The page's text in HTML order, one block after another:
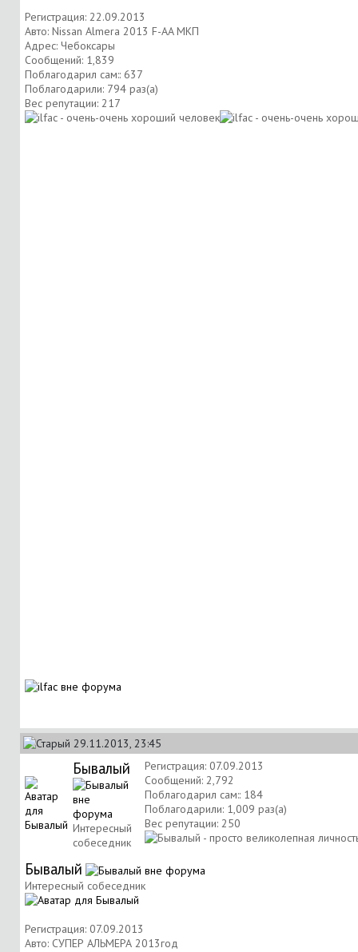
Регистрация: 22.09.2013
Авто: Nissan Almera 2013 F-AA МКП
Адрес: Чебоксары
Сообщений: 1,839
Поблагодарил сам:: 637
Поблагодарили: 794 раз(а)
Вес репутации: 217
29.11.2013, 23:45
Бывалый
Интересный
собеседник
Регистрация: 07.09.2013
Сообщений: 2,792
Поблагодарил сам:: 184
Поблагодарили: 1,009 раз(а)
Вес репутации: 250
Бывалый
Интересный собеседник
Регистрация: 07.09.2013
Авто: СУПЕР АЛЬМЕРА 2013год